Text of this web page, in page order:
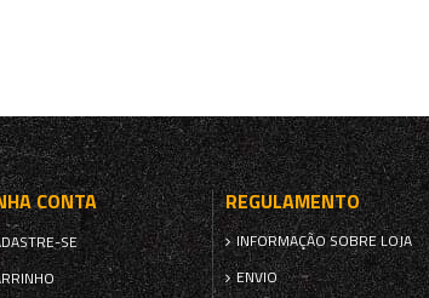
CONTA
SE
REGULAMENTO
INFORMAÇÃO SOBRE LOJA
ENVIO